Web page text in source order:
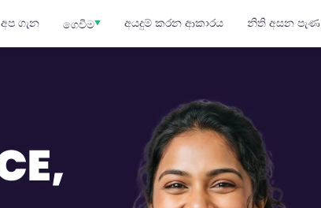
අප ගැන ගෙවීම අයදුම් කරන ආකාරය නිති අසන පැණ